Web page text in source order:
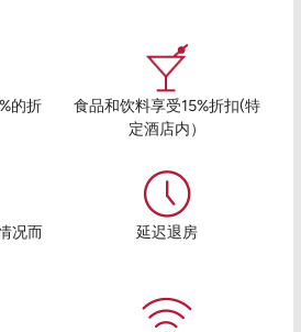
的折
食品和饮料享受15%折扣(特
定酒店内）
况而
延迟退房